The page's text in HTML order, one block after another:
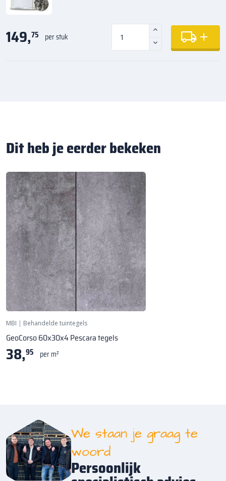
149,75 per stuk
Dit heb je eerder bekeken
MBI | Behandelde tuintegels
GeoCorso 60x30x4 Pescara tegels
38,95 per m²
We staan je graag te
woord
Persoonlijk